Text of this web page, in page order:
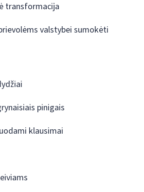
transformacija
valstybei sumokėti
pinigais
klausimai